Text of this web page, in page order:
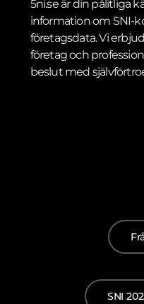
5ni.se är din pålitliga
information om SNI-
företagsdata. Vi
företag och
beslut med
SNI